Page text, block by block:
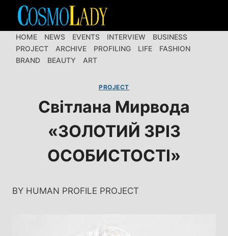
Перейти
вмістуHOME NEWS EVENTS INTERVIEW
BUSINESS
PROJECT
ARCHIVE PROFILING LIFE
FASHION
BRAND
BEAUTY ART
PROJECT
Світлана Мирвода
«ЗОЛОТИЙ ЗРІЗ
ОСОБИСТОСТІ»
BY HUMAN PROFILE PROJECT